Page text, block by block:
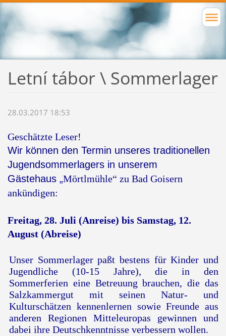
Letní tábor \ Sommerlager
28.03.2017 18:53
Geschätzte Leser!
Wir können den Termin unseres traditionellen
Jugendsommerlagers in unserem
Gästehaus „Mörtlmühle“ zu Bad Goisern
ankündigen:
Freitag, 28. Juli (Anreise) bis Samstag, 12.
August (Abreise)
Unser Sommerlager paßt bestens für Kinder und
Jugendliche (10-15 Jahre), die in den
Sommerferien eine Betreuung brauchen, die das
Salzkammergut mit seinen Natur- und
Kulturschätzen kennenlernen sowie Freunde aus
anderen Regionen Mitteleuropas gewinnen und
dabei ihre Deutschkenntnisse verbessern wollen.